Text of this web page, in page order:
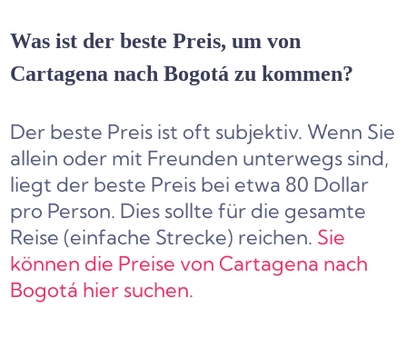
Was ist der beste Preis, um von
Cartagena nach Bogotá zu kommen?
Der beste Preis ist oft subjektiv. Wenn Sie
allein oder mit Freunden unterwegs sind,
liegt der beste Preis bei etwa 80 Dollar
pro Person. Dies sollte für die gesamte
Reise (einfache Strecke) reichen. Sie
können die Preise von Cartagena nach
Bogotá hier suchen.